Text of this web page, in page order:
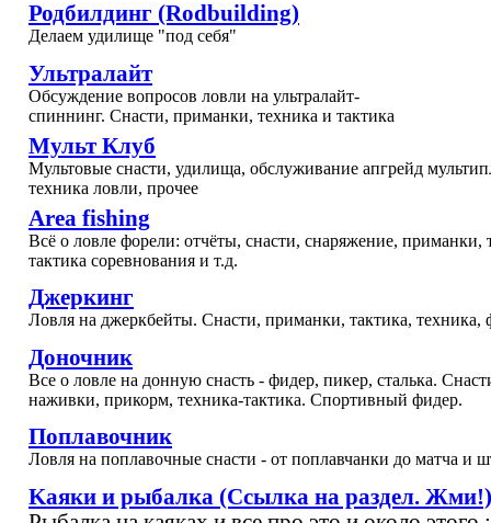
Родбилдинг (Rodbuilding)
Делаем удилище "под себя"
Ультралайт
Обсуждение вопросов ловли на ультралайт-
спиннинг. Снасти, приманки, техника и тактика
Мульт Клуб
Мультовые снасти, удилища, обслуживание апгрейд
техника ловли, прочее
Area fishing
Всё о ловле форели: отчёты, снасти, снаряжение, приманки,
тактика соревнования и т.д.
Джеркинг
Ловля на джеркбейты. Снасти, приманки, тактика, техника,
Доночник
Все о ловле на донную снасть - фидер, пикер, сталька.
наживки, прикорм, техника-тактика. Спортивный фидер.
Поплавочник
Ловля на поплавочные снасти - от поплавчанки до матча и
Kaяки и рыбалка (Cсылка на раздел. Жми!)